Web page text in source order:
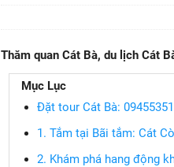
Thăm quan Cát Bà, du lịch Cát
Mục Lục
Đặt tour Cát Bà:
1. Tắm tại Bãi tắm: Cát
2. Khám phá hang động